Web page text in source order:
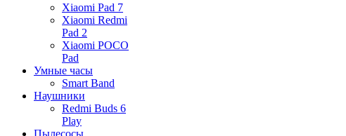
Xiaomi Pad 7
Xiaomi Redmi
Pad 2
Xiaomi POCO
Pad
Умные часы
Smart Band
Наушники
Redmi Buds 6
Play
Пылесосы